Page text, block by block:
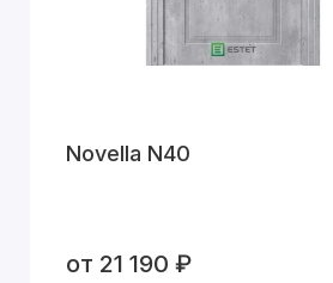
Novella N40
от 21 190 ₽